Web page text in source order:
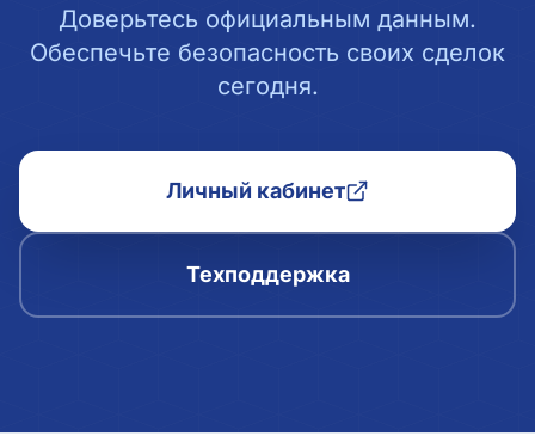
Доверьтесь официальным данным.
Обеспечьте безопасность своих сделок
сегодня.
Личный кабинет
Техподдержка